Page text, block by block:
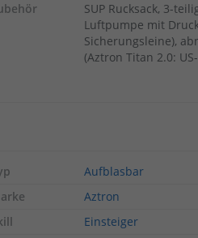
SUP Rucksack, 3-
Luftpumpe mit
Sicherungsleine),
(Aztron Titan 2.0:
Aufblasbar
Aztron
Einsteiger